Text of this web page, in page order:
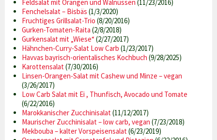
Feldsalat mit Orangen und Walnüssen (11/23/2016)
Fenchelsalat – Bisbäs (1/3/2020)
Fruchtiges Grillsalat-Trio (8/20/2016)
Gurken-Tomaten-Raita (2/8/2018)
Gurkensalat mit „Wiese“ (2/27/2017)
Hähnchen-Curry-Salat Low Carb (1/23/2017)
Havvas bayrisch-orientalisches Kochbuch (9/28/2025)
Karottensalat (7/30/2016)
Linsen-Orangen-Salat mit Cashew und Minze – vegan
(3/26/2017)
Low Carb Salat mit Ei , Thunfisch, Avocado und Tomate
(6/22/2016)
Marokkanischer Zucchinisalat (11/12/2017)
Maurischer Zucchinisalat – low carb, vegan (7/23/2018)
Mekbouba – kalter Vorspeisensalat (6/23/2019)